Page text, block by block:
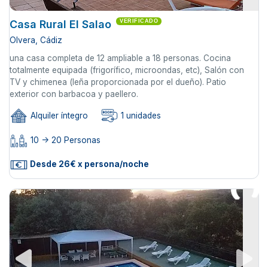
Casa Rural El Salao VERIFICADO
Olvera, Cádiz
una casa completa de 12 ampliable a 18 personas. Cocina
totalmente equipada (frigorífico, microondas, etc), Salón con
TV y chimenea (leña proporcionada por el dueño). Patio
exterior con barbacoa y paellero.
Alquiler íntegro 1 unidades
10 -> 20 Personas
Desde 26€ x persona/noche